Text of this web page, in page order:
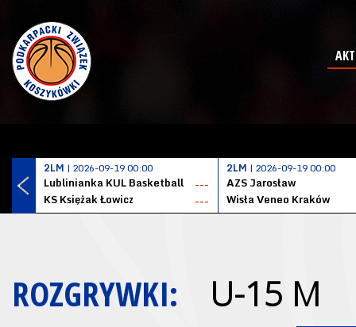
2LM | 2026-09-19 00:00
Lublinianka KUL Basketball
---
KS Księżak Łowicz
---
2LM | 2026-09-19 00:00
AZS Jarosław
Wisła Veneo Kraków
ROZGRYWKI: U-15 M